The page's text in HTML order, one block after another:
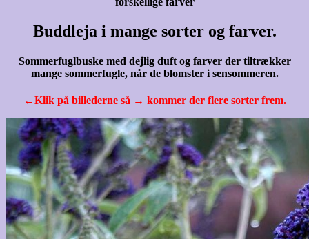
Buddleja i mange sorter og farver.
Sommerfuglbuske med dejlig duft og farver der tiltrækker
mange sommerfugle, når de blomster i sensommeren.
←Klik på billederne så → kommer der flere sorter frem.